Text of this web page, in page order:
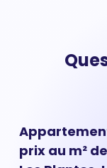
prix au m²